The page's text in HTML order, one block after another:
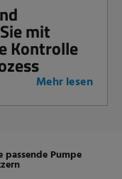
mit
Kontrolle
Mehr lesen
passende Pumpe